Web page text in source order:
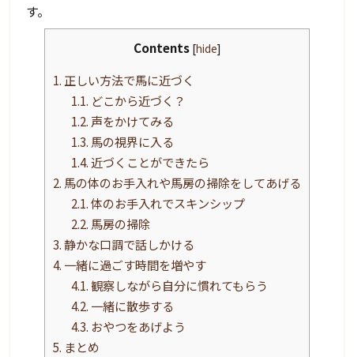
す。
Contents [hide]
1. 正しい方法で馬に近づく
1.1. どこから近づく？
1.2. 声をかけてみる
1.3. 馬の視界に入る
1.4.近づくことができたら
2. 馬の体のお手入れや馬房の掃除をしてあげる
2.1.体のお手入れでスキンシップ
2.2. 馬房の掃除
3.静かな口調で話しかける
4. 一緒に過ごす時間を増やす
4.1. 観察しながら自分に慣れてもらう
4.2. 一緒に散歩する
4.3. おやつをあげよう
5. まとめ